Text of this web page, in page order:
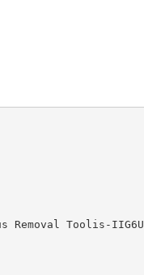
Removal Toolis-